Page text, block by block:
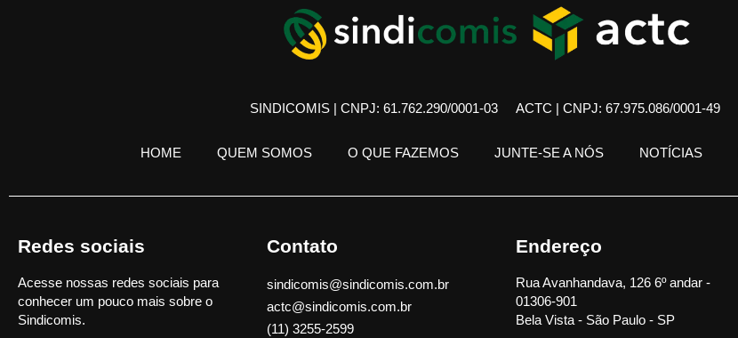
SINDICOMIS | CNPJ: 61.762.290/0001-03 ACTC | CNPJ: 67.975.086/0001-49
HOME QUEM SOMOS O QUE FAZEMOS JUNTE-SE A NÓS NOTÍCIAS
Redes sociais
Acesse nossas redes sociais para
conhecer um pouco mais sobre o
Sindicomis.
Contato
sindicomis@sindicomis.com.br
actc@sindicomis.com.br
(11) 3255-2599
Endereço
Rua Avanhandava, 126 6º andar -
01306-901
Bela Vista - São Paulo - SP